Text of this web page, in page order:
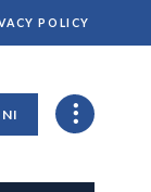
POLICY